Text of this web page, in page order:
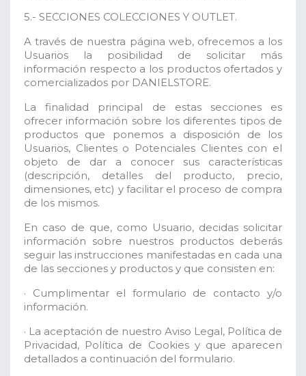
5.- SECCIONES COLECCIONES Y OUTLET.
A través de nuestra página web, ofrecemos a los
Usuarios la posibilidad de solicitar más
información respecto a los productos ofertados y
comercializados por DANIELSTORE.
La finalidad principal de estas secciones es
ofrecer información sobre los diferentes tipos de
productos que ponemos a disposición de los
Usuarios, Clientes o Potenciales Clientes con el
objeto de dar a conocer sus características
(descripción, detalles del producto, precio,
dimensiones, etc) y facilitar el proceso de compra
de los mismos.
En caso de que, como Usuario, decidas solicitar
información sobre nuestros productos deberás
seguir las instrucciones manifestadas en cada una
de las secciones y productos y que consisten en:
· Cumplimentar el formulario de contacto y/o
información.
· La aceptación de nuestro Aviso Legal, Política de
Privacidad, Política de Cookies y que aparecen
detallados a continuación del formulario.